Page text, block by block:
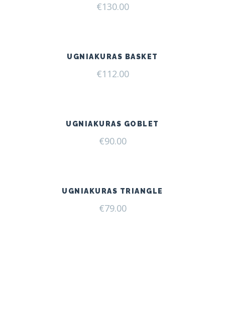
€130.00
UGNIAKURAS BASKET
€112.00
UGNIAKURAS GOBLET
€90.00
UGNIAKURAS TRIANGLE
€79.00